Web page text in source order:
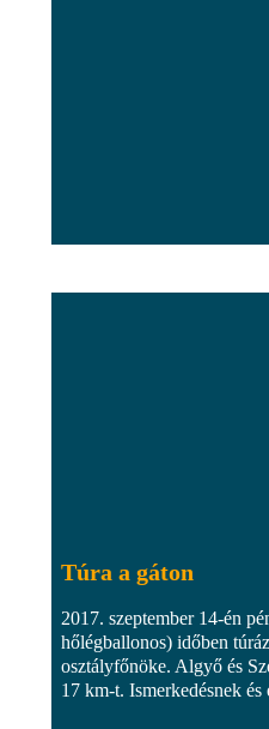
Túra a gáton
2017. szeptember 14-én
hőlégballonos) időben
osztályfőnöke. Algyő és
17 km-t. Ismerkedésnek